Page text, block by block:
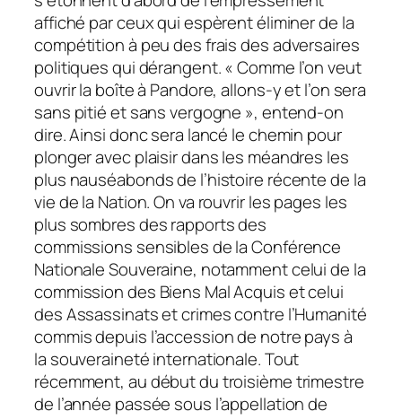
affiché par ceux qui espèrent éliminer de la
compétition à peu des frais des adversaires
politiques qui dérangent. « Comme l’on veut
ouvrir la boîte à Pandore, allons-y et l’on sera
sans pitié et sans vergogne », entend-on
dire. Ainsi donc sera lancé le chemin pour
plonger avec plaisir dans les méandres les
plus nauséabonds de l’histoire récente de la
vie de la Nation. On va rouvrir les pages les
plus sombres des rapports des
commissions sensibles de la Conférence
Nationale Souveraine, notamment celui de la
commission des Biens Mal Acquis et celui
des Assassinats et crimes contre l’Humanité
commis depuis l’accession de notre pays à
la souveraineté internationale. Tout
récemment, au début du troisième trimestre
de l’année passée sous l’appellation de